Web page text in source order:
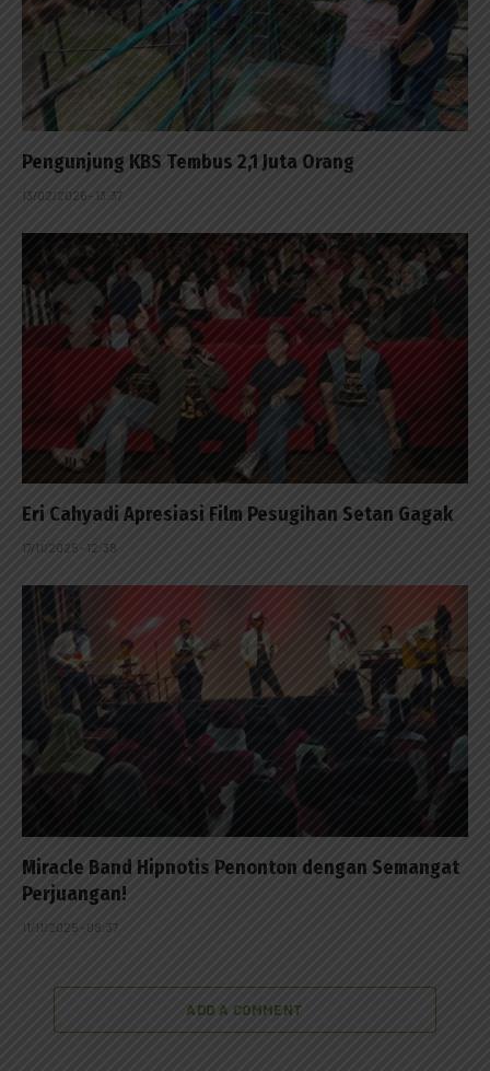
Pengunjung KBS Tembus 2,1 Juta Orang
13/02/2026 - 13:37
Eri Cahyadi Apresiasi Film Pesugihan Setan Gagak
17/11/2025 - 12:38
Miracle Band Hipnotis Penonton dengan Semangat
Perjuangan!
11/11/2025 - 08:37
ADD A COMMENT